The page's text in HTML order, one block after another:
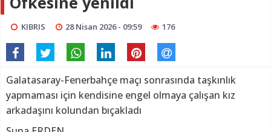
KIBRIS 28 Nisan 2026 - 09:59 176
Galatasaray-Fenerbahçe maçı sonrasında taşkınlık
yapmaması için kendisine engel olmaya çalışan kız
arkadaşını kolundan bıçakladı